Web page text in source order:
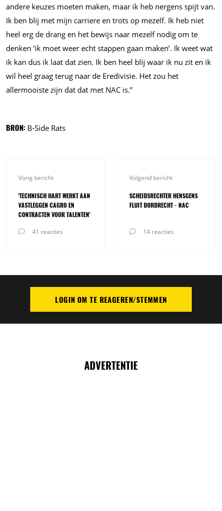
andere keuzes moeten maken, maar ik heb nergens spijt van.
Ik ben blij met mijn carriere en trots op mezelf. Ik heb niet
heel erg de drang en het bewijs naar mezelf nodig om te
denken ‘ik moet weer echt stappen gaan maken’. Ik weet wat
ik kan dus ik laat dat zien. Ik ben heel blij waar ik nu zit en ik
wil heel graag terug naar de Eredivisie. Het zou het
allermooiste zijn dat dat met NAC is.”
BRON: B-Side Rats
Vorig bericht
'TECHNISCH HART WERKT AAN
VASTLEGGEN CAGRO EN
CONTRACTEN VOOR TALENTEN'
41 reacties
Volgend bericht
SCHEIDSRECHTER HENSGENS
FLUIT DORDRECHT - NAC
14 reacties
PLAATS REACTIELOGIN OM TE REAGEREN/STEMMEN
ADVERTENTIE